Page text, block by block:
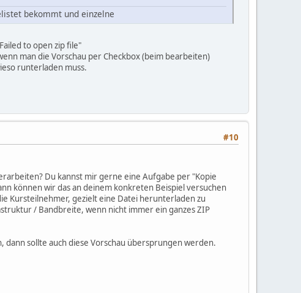
bekommt und einzelne
to open zip file"
man die Vorschau per Checkbox (beim bearbeiten)
runterladen muss.
#10
Du kannst mir gerne eine Aufgabe per "Kopie
können wir das an deinem konkreten Beispiel versuchen
Kursteilnehmer, gezielt eine Datei herunterladen zu
/ Bandbreite, wenn nicht immer ein ganzes ZIP
dann sollte auch diese Vorschau übersprungen werden.